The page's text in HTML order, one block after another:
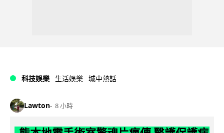
科技娛樂 生活娛樂 城中熱話
Lawton 8 小時